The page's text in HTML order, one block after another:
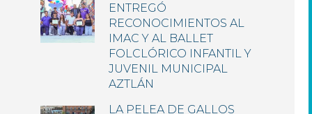
ENTREGÓ
RECONOCIMIENTOS AL
IMAC Y AL BALLET
FOLCLÓRICO INFANTIL Y
JUVENIL MUNICIPAL
AZTLÁN
LA PELEA DE GALLOS